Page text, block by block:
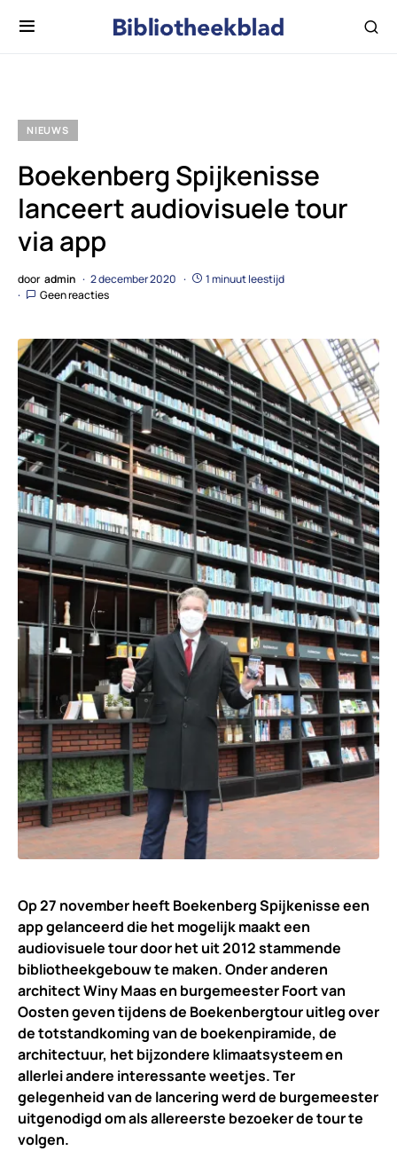
NIEUWS
Boekenberg Spijkenisse
lanceert audiovisuele tour
via app
door admin 2 december 2020
1 minuut leestijd
Geen reacties
Op 27 november heeft Boekenberg Spijkenisse een
app gelanceerd die het mogelijk maakt een
audiovisuele tour door het uit 2012 stammende
bibliotheekgebouw te maken. Onder anderen
architect Winy Maas en burgemeester Foort van
Oosten geven tijdens de Boekenbergtour uitleg over
de totstandkoming van de boekenpiramide, de
architectuur, het bijzondere klimaatsysteem en
allerlei andere interessante weetjes. Ter
gelegenheid van de lancering werd de burgemeester
uitgenodigd om als allereerste bezoeker de tour te
volgen.